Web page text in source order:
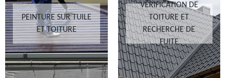
PEINTURE SUR TUILE
ET TOITURE
VÉRIFICATION DE
TOITURE ET
RECHERCHE DE
FUITE